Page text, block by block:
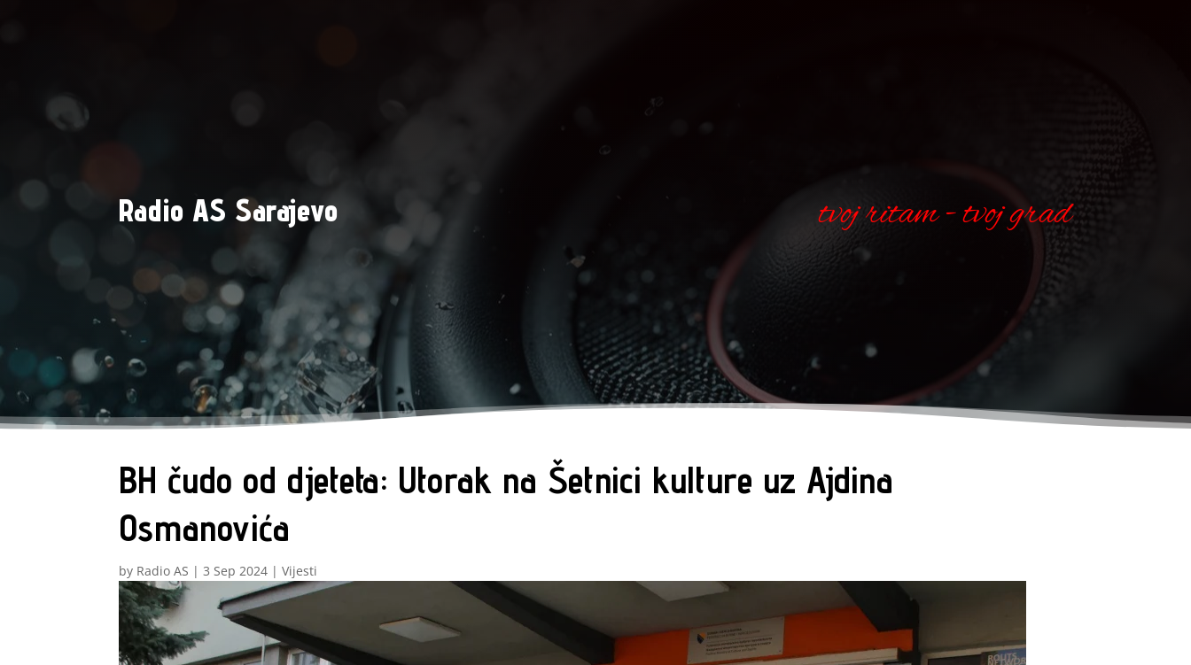
Radio AS Sarajevo tvoj ritam - tvoj grad
BH čudo od djeteta: Utorak na Šetnici kulture uz Ajdina
Osmanovića
by Radio AS |3 Sep 2024 |Vijesti